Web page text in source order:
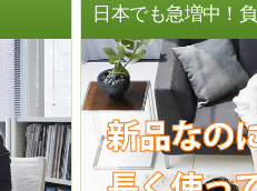
日本でも急増中！